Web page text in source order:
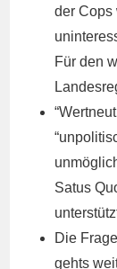
der Cops
Für den
Satus
Die
gehts